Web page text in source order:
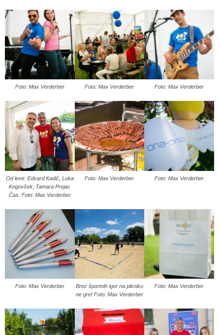
Foto: Max Verderber Foto: Max Verderber Foto: Max Verderber
Od leve: Edvard Kadič, Luka
Kogovšek, Tamara Prejac
Čas. Foto: Max Verderber
Foto: Max Verderber Foto: Max Verderber
Foto: Max Verderber
Brez športnih iger na pikniku
ne gre! Foto: Max Verderber
Foto: Max Verderber